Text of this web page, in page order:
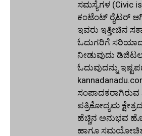
ಸಮಸ್ಯೆಗಳ (Civic
ಕಂಟೆಂಟ್ ರೈಟರ್ ಆಗಿ
ಇವರು ಇತ್ತೀಚಿನ
ಓದುಗರಿಗೆ
ನೀಡುವುದು
ಓದುವುದನ್ನು
ಪತ್ರಿಕೋದ್ಯಮ
ಹೆಚ್ಚಿನ ಅನುಭವ
ಹಾಗೂ